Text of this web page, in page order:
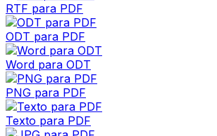
RTF para PDF
ODT para PDF
Word para ODT
PNG para PDF
Texto para PDF